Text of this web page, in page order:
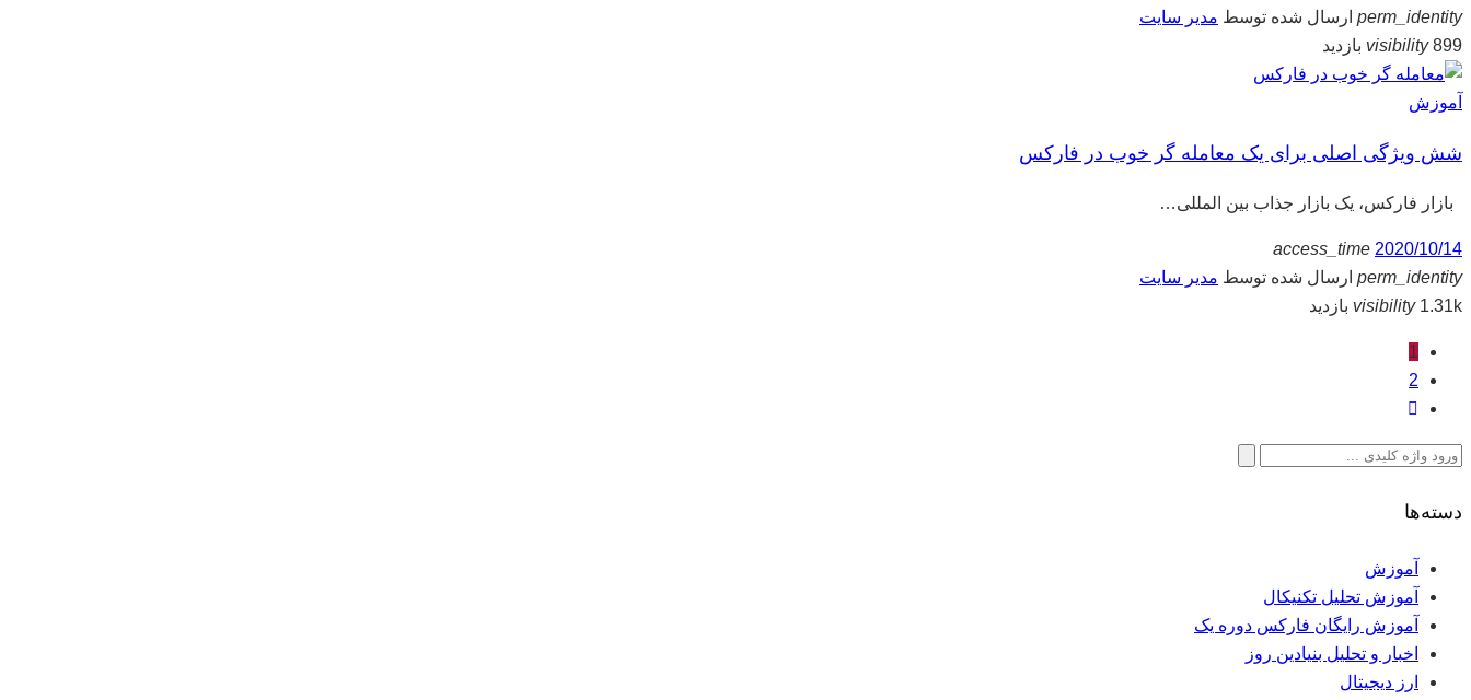
perm_identity ارسال شده توسط مدیر سایت
visibility899 بازدید
آموزش
شش ویژگی اصلی برای یک معامله گر خوب در فارکس
بازار فارکس، یک بازار جذاب بین المللی…
access_time 2020/10/14
perm_identity ارسال شده توسط مدیر سایت
visibility1.31k بازدید
1
2
جستجو
دسته‌ها
آموزش
آموزش تحلیل تکنیکال
آموزش رایگان فارکس دوره یک
اخبار و تحلیل بنیادین روز
ارز دیجیتال